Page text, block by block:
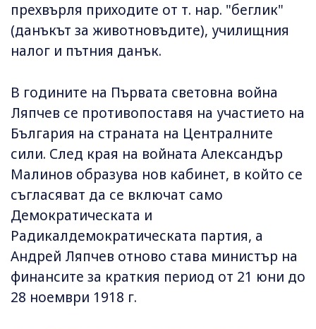
прехвърля приходите от т. нар. "беглик"
(данъкът за животновъдите), училищния
налог и пътния данък.
В годините на Първата световна война
Ляпчев се противопоставя на участието на
България на страната на Централните
сили. След края на войната Александър
Малинов образува нов кабинет, в който се
съгласяват да се включат само
Демократическата и
Радикалдемократическата партия, а
Андрей Ляпчев отново става министър на
финансите за краткия период от 21 юни до
28 ноември 1918 г.